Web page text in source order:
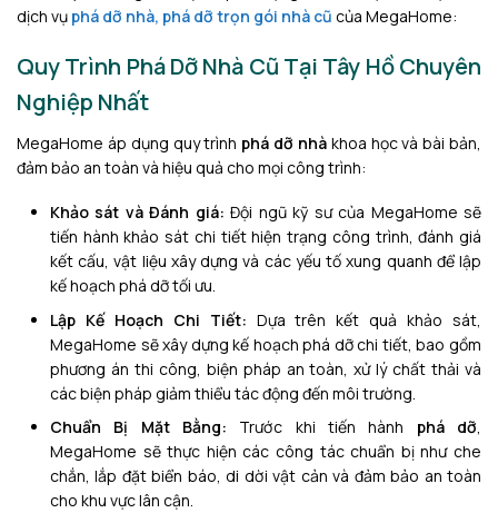
dịch vụ phá dỡ nhà, phá dỡ trọn gói nhà cũ của MegaHome:
Quy Trình Phá Dỡ Nhà Cũ Tại Tây Hồ Chuyên
Nghiệp Nhất
MegaHome áp dụng quy trình phá dỡ nhàkhoa học và bài bản,
đảm bảo an toàn và hiệu quả cho mọi công trình:
Khảo sát và Đánh giá: Đội ngũ kỹ sư của MegaHome sẽ
tiến hành khảo sát chi tiết hiện trạng công trình, đánh giá
kết cấu, vật liệu xây dựng và các yếu tố xung quanh để lập
kế hoạch phá dỡ tối ưu.
Lập Kế Hoạch Chi Tiết: Dựa trên kết quả khảo sát,
MegaHome sẽ xây dựng kế hoạch phá dỡ chi tiết, bao gồm
phương án thi công, biện pháp an toàn, xử lý chất thải và
các biện pháp giảm thiểu tác động đến môi trường.
Chuẩn Bị Mặt Bằng: Trước khi tiến hành phá dỡ,
MegaHome sẽ thực hiện các công tác chuẩn bị như che
chắn, lắp đặt biển báo, di dời vật cản và đảm bảo an toàn
cho khu vực lân cận.